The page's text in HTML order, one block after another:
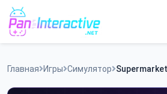
Skip
content
Главная Игры Симулятор